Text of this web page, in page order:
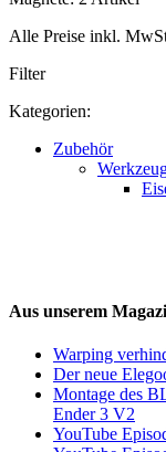
Alle Preise inkl.
Filter
Kategorien:
Zubehör
Aus unserem
Warping
Der neue
Montage des
Ender 3 V2
YouTube